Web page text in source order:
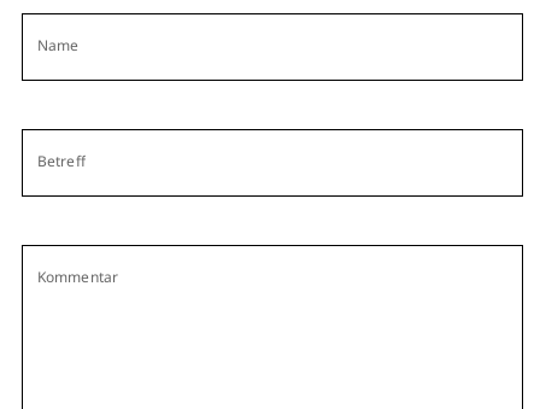
Name
Betreff
Kommentar